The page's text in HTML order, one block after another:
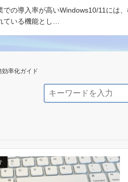
での導入率が高いWindows10/11には
ている機能とし…
効率化ガイド